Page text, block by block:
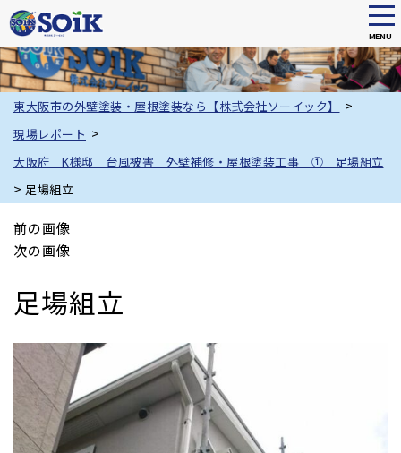
Skip
to
main
content
MENU
東大阪市の外壁塗装・屋根塗装なら【株式会社ソーイック】 >
現場レポート >
大阪府 K様邸 台風被害 外壁補修・屋根塗装工事 ① 足場組立
> 足場組立
前の画像
次の画像
足場組立